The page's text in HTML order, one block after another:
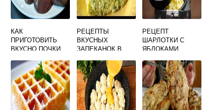
КАК
ПРИГОТОВИТЬ
ВКУСНО ПОЧКИ
ЗАПАХА
РЕЦЕПТЫ
ВКУСНЫХ
ЗАПЕКАНОК В
РЕЦЕПТ
ШАРЛОТКИ С
ЯБЛОКАМИ
ВКУСНЫЙ В
МУЛЬТИВАРКЕ
РЕДМОНД